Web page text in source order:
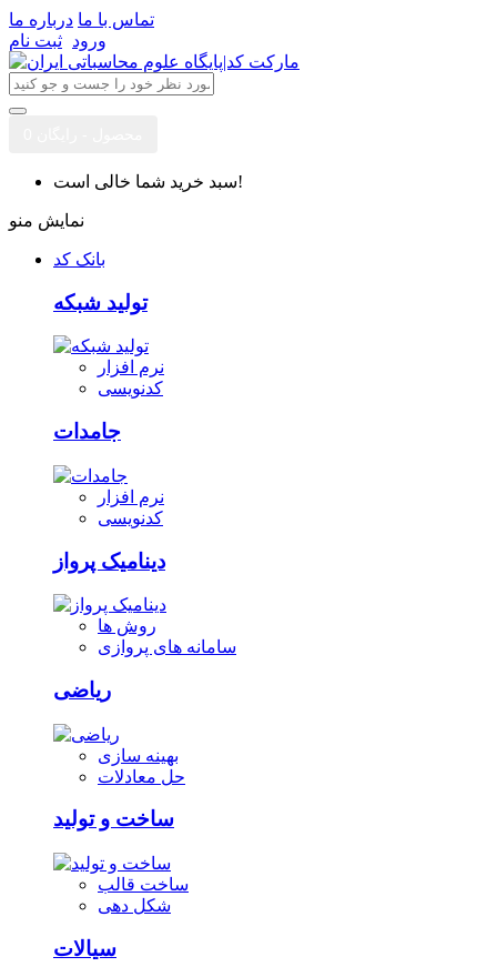
تماس با ما درباره ما
ورود ثبت نام
سبد خرید شما خالی است!
نمایش منو
بانک کد
تولید شبکه
نرم افزار
کدنویسی
جامدات
نرم افزار
کدنویسی
دینامیک پرواز
روش ها
سامانه های پروازی
ریاضی
بهینه سازی
حل معادلات
ساخت و تولید
ساخت قالب
شکل دهی
سیالات